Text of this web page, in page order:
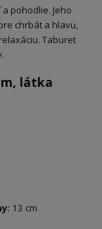
pohodlie. Jeho
chrbát a hlavu,
Taburet
látka
13 cm